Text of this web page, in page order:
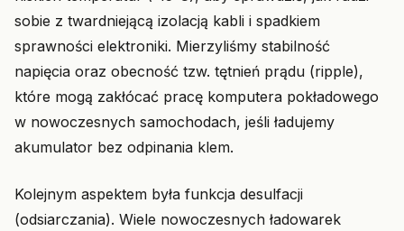
sobie z twardniejącą izolacją kabli i spadkiem
sprawności elektroniki. Mierzyliśmy stabilność
napięcia oraz obecność tzw. tętnień prądu (ripple),
które mogą zakłócać pracę komputera pokładowego
w nowoczesnych samochodach, jeśli ładujemy
akumulator bez odpinania klem.
Kolejnym aspektem była funkcja desulfacji
(odsiarczania). Wiele nowoczesnych ładowarek